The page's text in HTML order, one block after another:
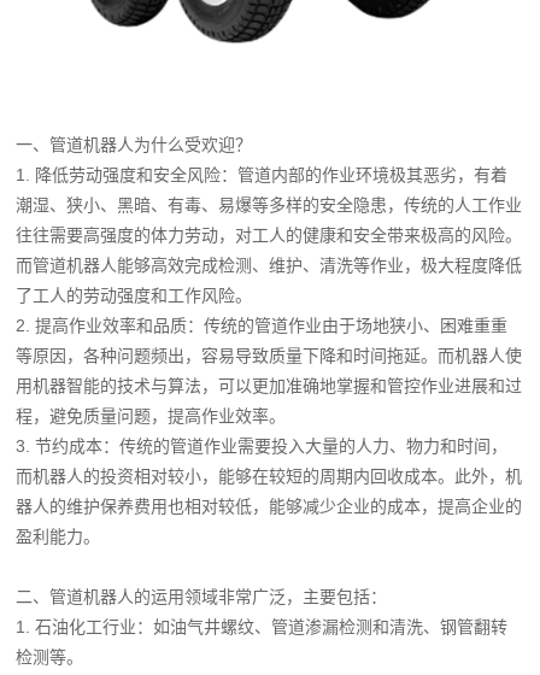
一、管道机器人为什么受欢迎？
1. 降低劳动强度和安全风险：管道内部的作业环境极其恶劣，有着
潮湿、狭小、黑暗、有毒、易爆等多样的安全隐患，传统的人工作业
往往需要高强度的体力劳动，对工人的健康和安全带来极高的风险。
而管道机器人能够高效完成检测、维护、清洗等作业，极大程度降低
了工人的劳动强度和工作风险。
2. 提高作业效率和品质：传统的管道作业由于场地狭小、困难重重
等原因，各种问题频出，容易导致质量下降和时间拖延。而机器人使
用机器智能的技术与算法，可以更加准确地掌握和管控作业进展和过
程，避免质量问题，提高作业效率。
3. 节约成本：传统的管道作业需要投入大量的人力、物力和时间，
而机器人的投资相对较小，能够在较短的周期内回收成本。此外，机
器人的维护保养费用也相对较低，能够减少企业的成本，提高企业的
盈利能力。
二、管道机器人的运用领域非常广泛，主要包括：
1. 石油化工行业：如油气井螺纹、管道渗漏检测和清洗、钢管翻转
检测等。